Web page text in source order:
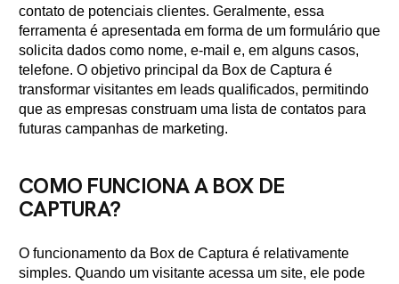
contato de potenciais clientes. Geralmente, essa
ferramenta é apresentada em forma de um formulário que
solicita dados como nome, e-mail e, em alguns casos,
telefone. O objetivo principal da Box de Captura é
transformar visitantes em leads qualificados, permitindo
que as empresas construam uma lista de contatos para
futuras campanhas de marketing.
COMO FUNCIONA A BOX DE
CAPTURA?
O funcionamento da Box de Captura é relativamente
simples. Quando um visitante acessa um site, ele pode